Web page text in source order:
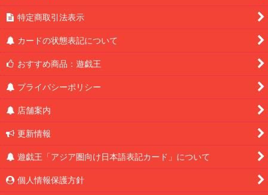
特定商取引法表示
カードの状態表記について
おすすめ商品：遊戯王
プライバシーポリシー
店舗案内
更新情報
遊戯王「アジア圏向け日本語表記カード」について
個人情報保護方針